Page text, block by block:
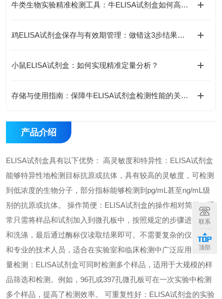
牛类生物实验精准检测工具：牛ELISA试剂盒如何高效完成牛源样本目标蛋白定量分析？
鸡ELISA试剂盒保存与有效期管理：做错这3步结果全废
小鼠ELISA试剂盒：如何实现精准定量分析？
存储与使用指南：保障牛ELISA试剂盒检测性能的关键措施
产品介绍
ELISA试剂盒具有以下优势： 高灵敏度和特异性：ELISA试剂盒
能够特异性地检测目标抗原或抗体，具有较高的灵敏度，可检测
到低浓度的生物分子，部分指标能够检测到pg/mL甚至ng/mL级
别的抗原或抗体。 操作简便：ELISA试剂盒的操作相对简单，通
常只需将样品和试剂加入到微孔板中，按照规定的步骤进行孵育
和洗涤，最后通过酶标仪读取结果即可。不需要复杂的仪器设备
和专业的技术人员，适合在实验室和临床检测中广泛应用。 高通
量检测：ELISA试剂盒可同时检测多个样品，适用于大规模的样
品筛选和检测。例如，96孔或397孔微孔板可在一次实验中检测
多个样品，提高了检测效率。 可重复性好：ELISA试剂盒的实验
联系
顶部